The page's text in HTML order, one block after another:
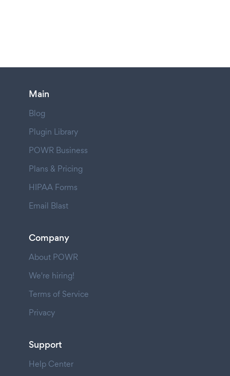
Main
Blog
Plugin Library
POWR Business
Plans & Pricing
HIPAA Forms
Email Blast
Company
About POWR
We're hiring!
Terms of Service
Privacy
Support
Help Center